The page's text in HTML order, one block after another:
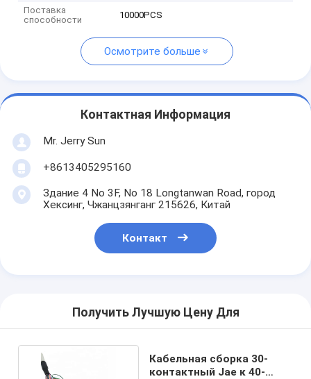
Поставка
способности
10000PCS
Осмотрите больше
Контактная Информация
Mr. Jerry Sun
+8613405295160
Здание 4 No 3F, No 18 Longtanwan Road, город
Хексинг, Чжанцзянганг 215626, Китай
Контакт
Получить Лучшую Цену Для
Кабельная сборка 30-
контактный Jae к 40-